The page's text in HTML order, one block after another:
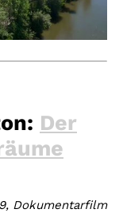
Der
Dokumentarfilm